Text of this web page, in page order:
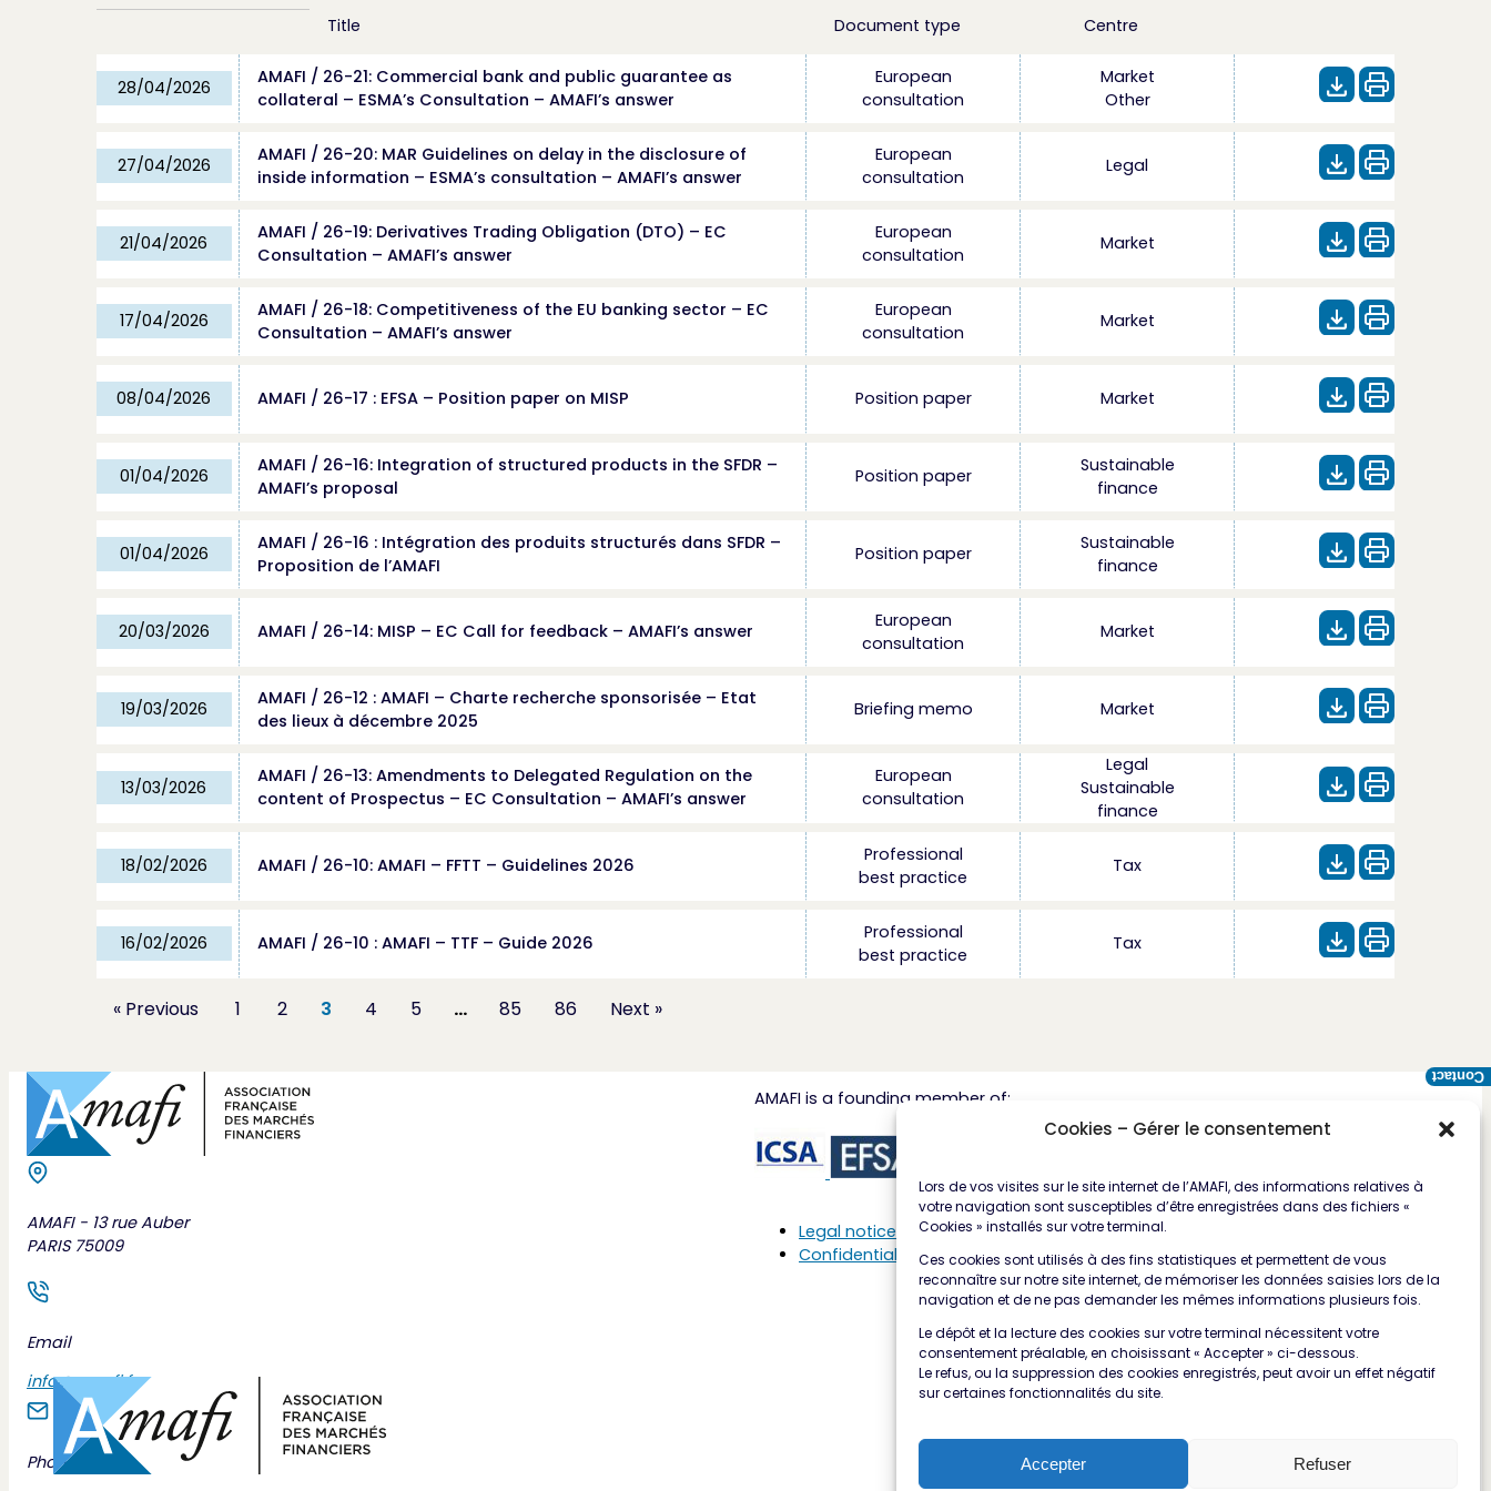
Cookies – Gérer le consentement
Lors de vos visites sur le site internet de l’AMAFI, des informations relatives à
votre navigation sont susceptibles d’être enregistrées dans des fichiers «
Cookies » installés sur votre terminal.
Ces cookies sont utilisés à des fins statistiques et permettent de vous
reconnaître sur notre site internet, de mémoriser les données saisies lors de la
navigation et de ne pas demander les mêmes informations plusieurs fois.
Le dépôt et la lecture des cookies sur votre terminal nécessitent votre
consentement préalable, en choisissant « Accepter » ci-dessous.
Le refus, ou la suppression des cookies enregistrés, peut avoir un effet négatif
sur certaines fonctionnalités du site.
Accepter Refuser
Contact
Title Document type Centre
28/04/2026
AMAFI / 26-21: Commercial bank and public guarantee as
collateral – ESMA’s Consultation – AMAFI’s answer
European
consultation
Market
Other
27/04/2026
AMAFI / 26-20: MAR Guidelines on delay in the disclosure of
inside information – ESMA’s consultation – AMAFI’s answer
European
consultation
Legal
21/04/2026
AMAFI / 26-19: Derivatives Trading Obligation (DTO) – EC
Consultation – AMAFI’s answer
European
consultation
Market
17/04/2026
AMAFI / 26-18: Competitiveness of the EU banking sector – EC
Consultation – AMAFI’s answer
European
consultation
Market
08/04/2026 AMAFI / 26-17 : EFSA – Position paper on MISP Position paper Market
01/04/2026
AMAFI / 26-16: Integration of structured products in the SFDR –
AMAFI’s proposal
Position paper
Sustainable
finance
01/04/2026
AMAFI / 26-16 : Intégration des produits structurés dans SFDR –
Proposition de l’AMAFI
Position paper
Sustainable
finance
20/03/2026 AMAFI / 26-14: MISP – EC Call for feedback – AMAFI’s answer
European
consultation
Market
19/03/2026
AMAFI / 26-12 : AMAFI – Charte recherche sponsorisée – Etat
des lieux à décembre 2025
Briefing memo Market
13/03/2026
AMAFI / 26-13: Amendments to Delegated Regulation on the
content of Prospectus – EC Consultation – AMAFI’s answer
European
consultation
Legal
Sustainable
finance
18/02/2026 AMAFI / 26-10: AMAFI – FFTT – Guidelines 2026
Professional
best practice
Tax
16/02/2026 AMAFI / 26-10 : AMAFI – TTF – Guide 2026
Professional
best practice
Tax
« Previous 1 2 3 4 5 … 85 86 Next »
AMAFI - 13 rue Auber
PARIS 75009
Email
info@amafi.fr
Phone
AMAFI is a founding member of:
Legal notice
Confidentiality